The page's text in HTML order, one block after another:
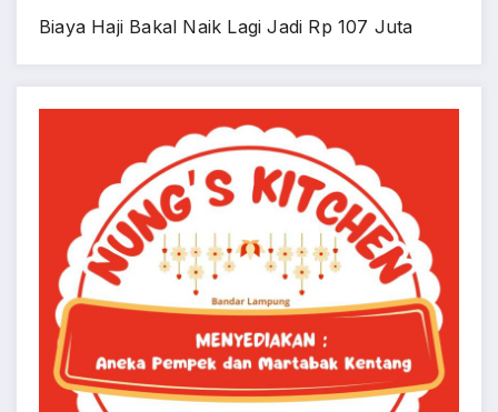
Biaya Haji Bakal Naik Lagi Jadi Rp 107 Juta